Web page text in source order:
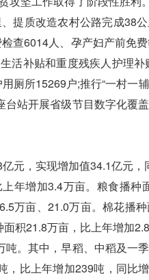
提质改造农村公路完成38
查6014人、孕产妇产前免
活补贴和重度残疾人护理
厕所15269户;推行“一村一
站开展省级节目数字化覆
，实现增加值34.1亿元，
增加3.4万亩。粮食播种
万亩、21.0万亩。棉花播
积21.8万亩，比上年增加2.8
其中，早稻、中稻及一
，比上年增加239吨，同比